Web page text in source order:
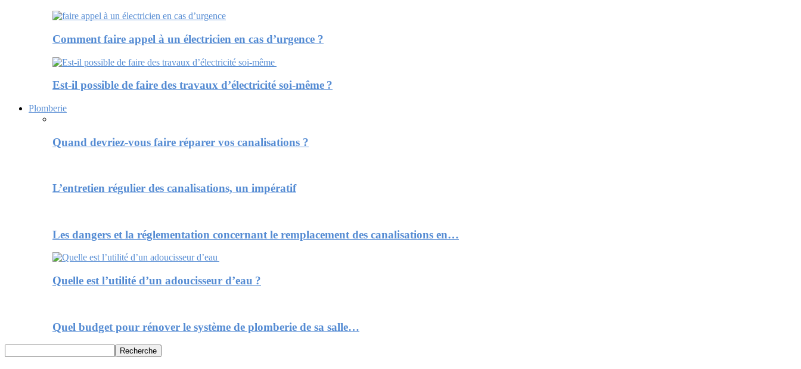
Comment faire appel à un électricien en cas d’urgence ?
Est-il possible de faire des travaux d’électricité soi-même ?
Plomberie
Quand devriez-vous faire réparer vos canalisations ?
L’entretien régulier des canalisations, un impératif
Les dangers et la réglementation concernant le remplacement des canalisations en…
Quelle est l’utilité d’un adoucisseur d’eau ?
Quel budget pour rénover le système de plomberie de sa salle…